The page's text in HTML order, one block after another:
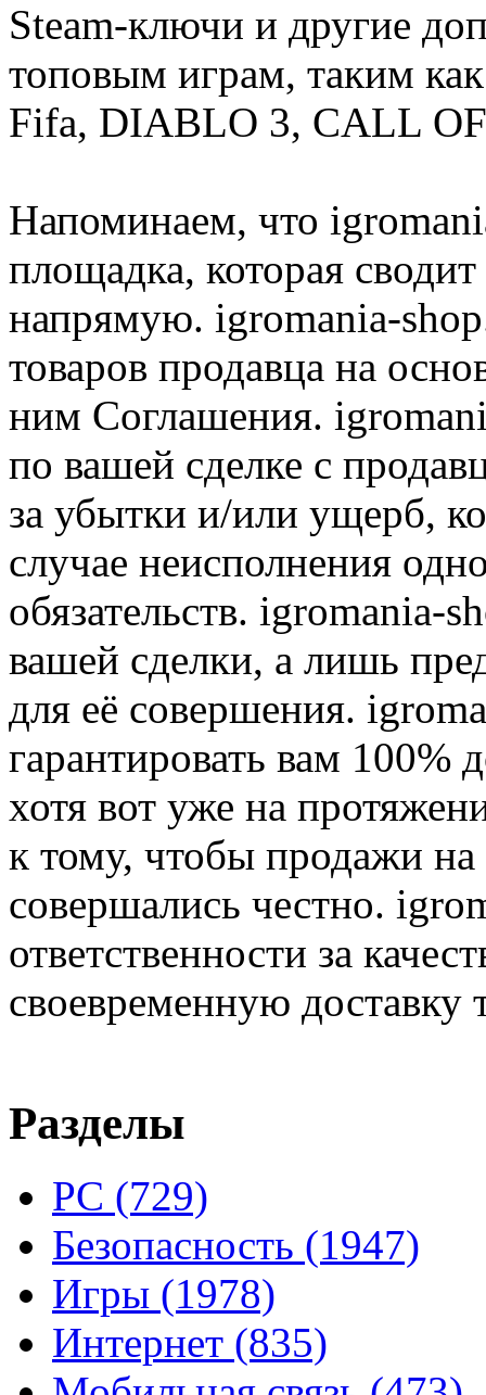
Steam-ключи и другие
топовым играм, таким
Fifa, DIABLO 3, CALL
Напоминаем, что
площадка, которая
напрямую. igromania-
товаров продавца на
ним Соглашения.
по вашей сделке с
за убытки и/или ущерб,
случае неисполнения
обязательств. igromania-
вашей сделки, а лишь
для её совершения.
гарантировать вам 100%
хотя вот уже на
к тому, чтобы продажи
совершались честно.
ответственности за
своевременную доставку
Разделы
PC (729)
Безопасность (1947)
Игры (1978)
Интернет (835)